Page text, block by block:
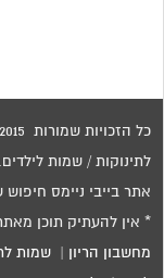
לתינוקות / שמות לילדים.
אתר בייבי ניימס
* אין להעתיק תוכן
מחשבון הריון |שמות